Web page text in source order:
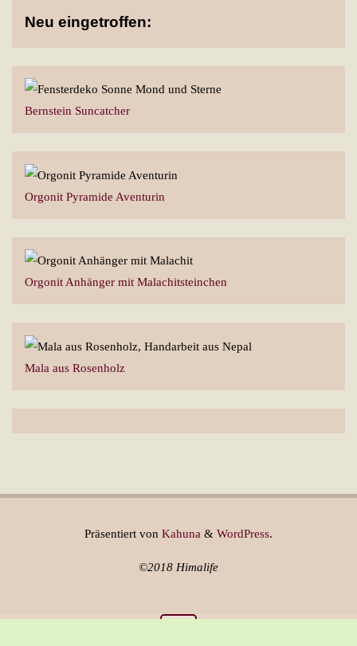
Neu eingetroffen:
Bernstein Suncatcher
Orgonit Pyramide Aventurin
Orgonit Anhänger mit Malachitsteinchen
Mala aus Rosenholz
Präsentiert von Kahuna & WordPress.
©2018 Himalife